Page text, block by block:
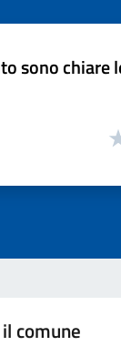
sono chiare
comune